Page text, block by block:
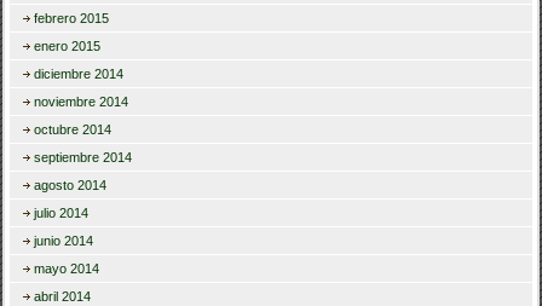
febrero 2015
enero 2015
diciembre 2014
noviembre 2014
octubre 2014
septiembre 2014
agosto 2014
julio 2014
junio 2014
mayo 2014
abril 2014